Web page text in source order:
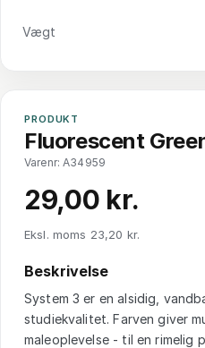
Vægt
PRODUKT
Fluorescent
Varenr: A34959
29,00 kr.
Eksl. moms 23,20 kr.
Beskrivelse
System 3 er en alsidig,
studiekvalitet. Farven giver
maleoplevelse - til en rimelig